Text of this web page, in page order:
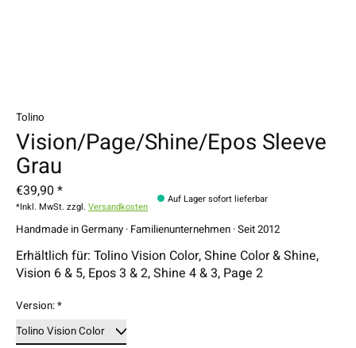
Tolino
Vision/Page/Shine/Epos Sleeve
Grau
€39,90 *
*Inkl. MwSt. zzgl. Versandkosten
Auf Lager sofort lieferbar
Handmade in Germany · Familienunternehmen · Seit 2012
Erhältlich für: Tolino Vision Color, Shine Color & Shine,
Vision 6 & 5, Epos 3 & 2, Shine 4 & 3, Page 2
Version:*